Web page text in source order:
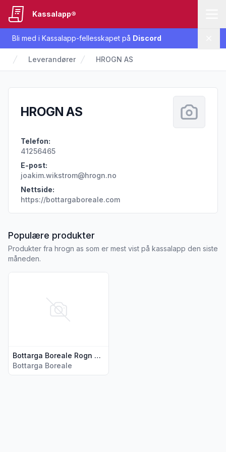
Bli med i Kassalapp-fellesskapet på Discord
Kassalapp®
Leverandører HROGN AS
HROGN AS
Telefon:
41256465
E-post:
joakim.wikstrom@hrogn.no
Nettside:
https://bottargaboreale.com
Populære produkterfra HROGN AS
Produkter fra hrogn as som er mest vist på kassalapp den siste
måneden.
Bottarga Boreale Rogn Fra Skrei Saltet & Tørket Punktum
Bottarga Boreale